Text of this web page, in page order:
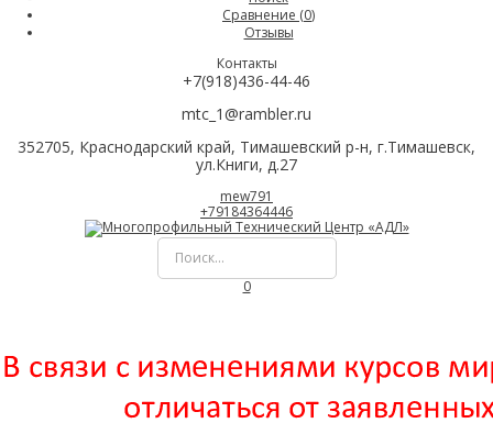
Сравнение (0)
Отзывы
Контакты
+7(918)436-44-46
mtc_1@rambler.ru
352705, Краснодарский край, Тимашевский р-н, г.Тимашевск,
ул.Книги, д.27
mew791
+79184364446
0